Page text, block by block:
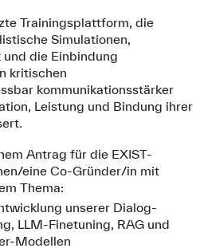
Trainingsplattform, die
Simulationen,
die Einbindung
kritischen
kommunikationsstärker
Leistung und Bindung ihrer
Antrag für die EXIST-
eine Co-Gründer/in mit
Thema:
unserer Dialog-
LLM-Finetuning, RAG und
Modellen